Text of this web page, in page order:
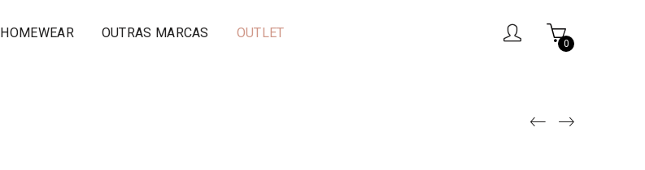
HOMEWEAR OUTRAS MARCAS OUTLET
0